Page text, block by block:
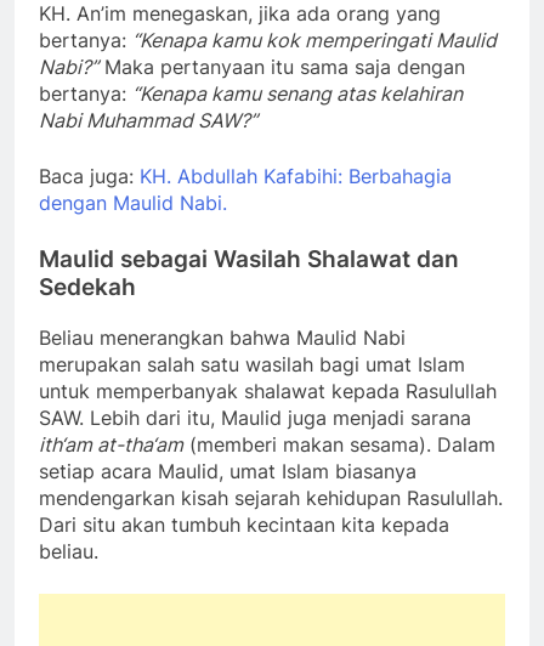
KH. An’im menegaskan, jika ada orang yang
bertanya: “Kenapa kamu kok memperingati Maulid
Nabi?”Maka pertanyaan itu sama saja dengan
bertanya: “Kenapa kamu senang atas kelahiran
Nabi Muhammad SAW?”
Baca juga: KH. Abdullah Kafabihi: Berbahagia
dengan Maulid Nabi.
Maulid sebagai Wasilah Shalawat dan
Sedekah
Beliau menerangkan bahwa Maulid Nabi
merupakan salah satu wasilah bagi umat Islam
untuk memperbanyak shalawat kepada Rasulullah
SAW. Lebih dari itu, Maulid juga menjadi sarana
ith‘am at-tha‘am(memberi makan sesama). Dalam
setiap acara Maulid, umat Islam biasanya
mendengarkan kisah sejarah kehidupan Rasulullah.
Dari situ akan tumbuh kecintaan kita kepada
beliau.